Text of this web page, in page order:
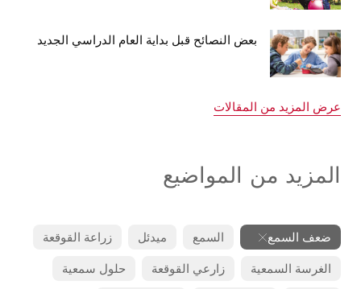
بعض النصائح قبل بداية العام الدراسي الجديد
عرض المزيد من المقالات
المزيد من المواضيع
ضعف السمع السمع ميدئل
زراعة القوقعة
الغرسة السمعية
زارعي القوقعة
حلول سمعية